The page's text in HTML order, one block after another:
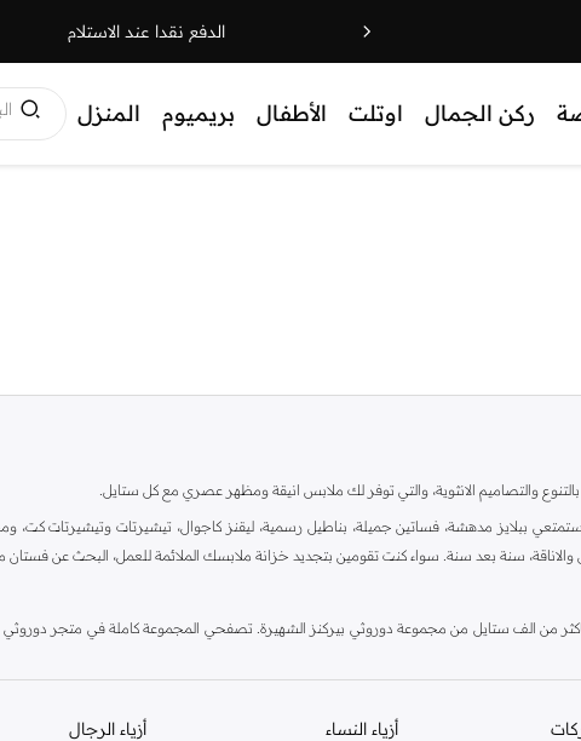
الدفع نقدا عند الاستلام
ركن الجمال اوتلت الأطفال بريميوم المنزل
بالتنوع والتصاميم الانثوية، والتي توفر لك ملابس انيقة ومظهر عصري مع كل ستايل.
ببلايز مدهشة، فساتين جميلة، بناطيل رسمية، ليقنز كاجوال، تيشيرتات وتيشيرتات كت،
والاناقة، سنة بعد سنة. سواء كنت تقومين بتجديد خزانة ملابسك الملائمة للعمل، البحث عن
من الف ستايل من مجموعة دوروثي بيركنز الشهيرة. تصفحي المجموعة كاملة في متجر دوروثي
أزياء النساء أزياء الرجال